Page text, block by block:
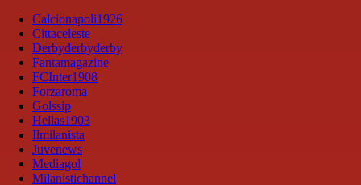
Calcionapoli1926
Cittaceleste
Derbyderbyderby
Fantamagazine
FCInter1908
Forzaroma
Golssip
Hellas1903
Ilmilanista
Juvenews
Mediagol
Milanistichannel